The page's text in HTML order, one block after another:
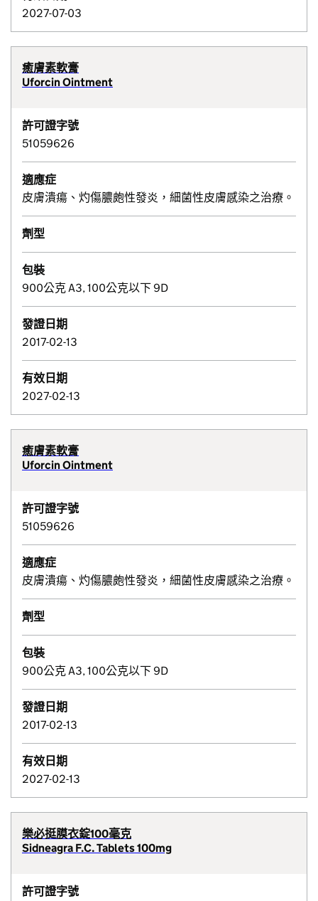
2027-07-03
癒膚素軟膏
Uforcin Ointment
許可證字號
51059626
適應症
皮膚潰瘍、灼傷膿皰性發炎，細菌性皮膚感染之治療。
劑型
包裝
900公克 A3, 100公克以下 9D
發證日期
2017-02-13
有效日期
2027-02-13
癒膚素軟膏
Uforcin Ointment
許可證字號
51059626
適應症
皮膚潰瘍、灼傷膿皰性發炎，細菌性皮膚感染之治療。
劑型
包裝
900公克 A3, 100公克以下 9D
發證日期
2017-02-13
有效日期
2027-02-13
樂必挺膜衣錠100毫克
Sidneagra F.C. Tablets 100mg
許可證字號